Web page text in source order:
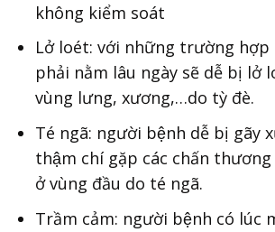
không kiểm soát
Lở loét: với những trường hợp
phải nằm lâu ngày sẽ dễ bị lở
vùng lưng, xương,…do tỳ đè.
Té ngã: người bệnh dễ bị gãy
thậm chí gặp các chấn
ở vùng đầu do té ngã.
Trầm cảm: người bệnh có lúc